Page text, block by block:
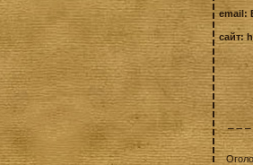
email:
сайт: